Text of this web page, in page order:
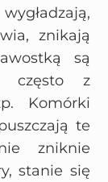
znikają
są
często z
Komórki
te
zniknie
stanie się